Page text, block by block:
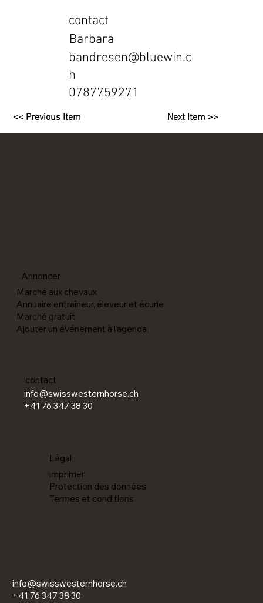
contact
Barbara
bandresen@bluewin.c
h
0787759271
<< Previous Item Next Item >>
info@swisswesternhorse.ch
+41 76 347 38 30
Légal
imprimer
Protection des données
Termes et conditions
Annoncer
Marché aux chevaux
Annuaire entraîneur, éleveur et écurie
Marché gratuit
Ajouter un événement à l'agenda
contact
info@swisswesternhorse.ch
+41 76 347 38 30